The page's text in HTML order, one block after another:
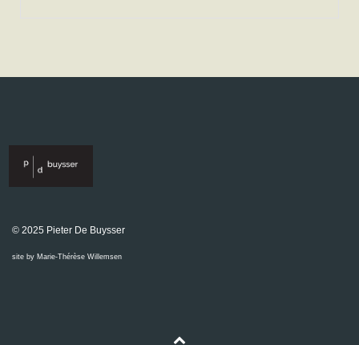
© 2025 Pieter De Buysser
site by Marie-Thérèse Willemsen